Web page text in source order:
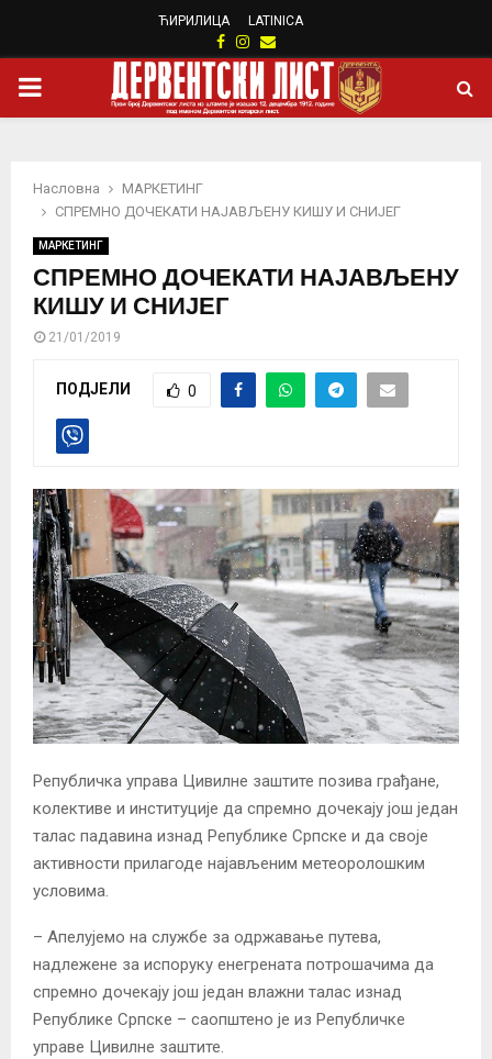
ЋИРИЛИЦА LATINICA
Facebook
Instagram
Email
PRIMARY
Насловна
МАРКЕТИНГ
СПРЕМНО ДОЧЕКАТИ НАЈАВЉЕНУ КИШУ И СНИЈЕГ
МАРКЕТИНГ
СПРЕМНО ДОЧЕКАТИ НАЈАВЉЕНУ
КИШУ И СНИЈЕГ
21/01/2019
ПОДЈЕЛИ 0
Републичка управа Цивилне заштите позива грађане,
колективе и институције да спремно дочекају још један
талас падавина изнад Републике Српске и да своје
активности прилагоде најављеним метеоролошким
условима.
– Апелујемо на службе за одржавање путева,
надлежене за испоруку енегрената потрошачима да
спремно дочекају још један влажни талас изнад
Републике Српске – саопштено је из Републичке
управе Цивилне заштите.